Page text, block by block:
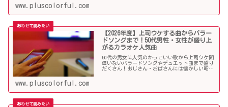
www.pluscolorful.com
【2026年度】上司ウケする曲からバラー
ドソングまで！50代男性・女性が盛り上
がるカラオケ人気曲
50代の男女に人気のかっこいい歌から上司ウケ間
違いないバラードソングやデュエット曲まで盛り
だくさん！おじさん・おばさんには懐かしい昭和
www.pluscolorful.com